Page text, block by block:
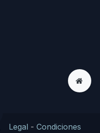
Legal - Condiciones